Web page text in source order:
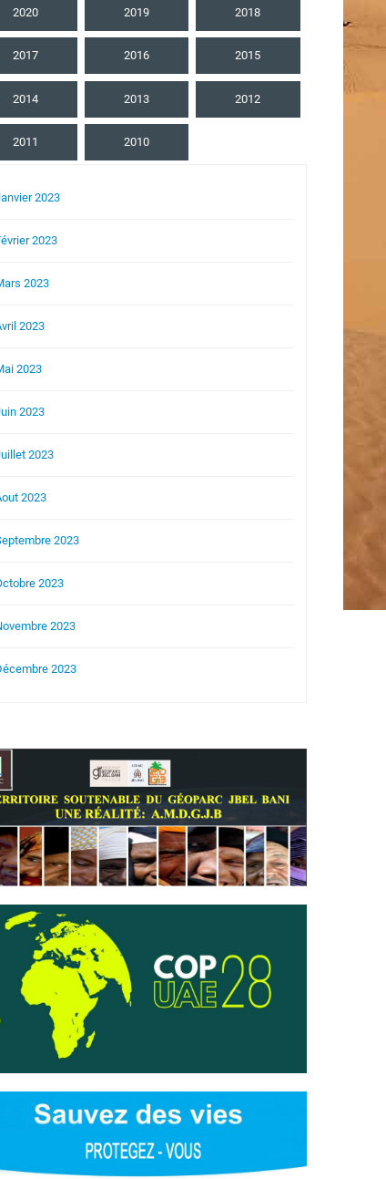
2020 2019 2018
2017 2016 2015
2014 2013 2012
2011 2010
2023
2023
2023
2023
2023
2023
2023
2023
2023
2023
2023
2023